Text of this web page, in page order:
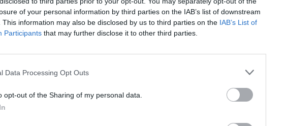
of your personal information by third parties on the IAB’s list of downstream
This information may also be disclosed by us to third parties on the IAB’s List of
Participants that may further disclose it to other third parties.
Data Processing Opt Outs
opt-out of the Sharing of my personal data.
univerzális bankok befektetési banki részlegei javára. A befektetési banki
díjbevételek alapján számított rangsorban a tavalyi első két helyezett, a Morgan